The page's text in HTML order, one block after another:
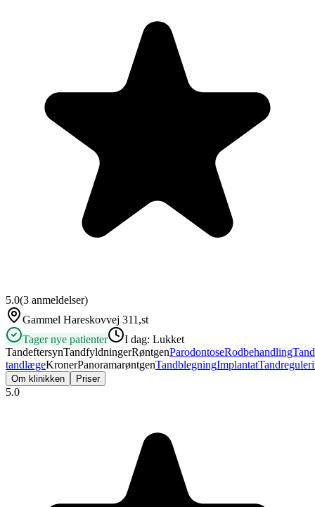
5.0(3 anmeldelser)
Gammel Hareskovvej 311,st
Tager nye patienter
I dag: Lukket
TandeftersynTandfyldningerRøntgenParodontoseRodbehandling
tandlægeKronerPanoramarøntgenTandblegningImplantat
Om klinikken Priser
5.0